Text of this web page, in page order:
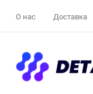
О нас Доставка